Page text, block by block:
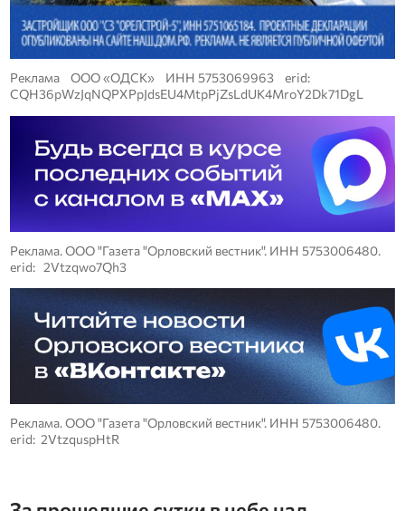
Реклама ООО «ОДСК» ИНН 5753069963 erid:
CQH36pWzJqNQPXPpJdsEU4MtpPjZsLdUK4MroY2Dk71DgL
Реклама. ООО "Газета "Орловский вестник". ИНН 5753006480.
erid: 2Vtzqwo7Qh3
Реклама. ООО "Газета "Орловский вестник". ИНН 5753006480.
erid: 2VtzquspHtR